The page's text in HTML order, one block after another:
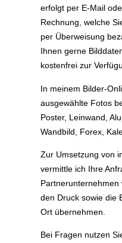
erfolgt per E-Mail
Rechnung, welche
per Überweisung
Ihnen gerne
kostenfrei zur
In meinem Bilder-
ausgewählte Fotos
Poster, Leinwand,
Wandbild, Forex,
Zur Umsetzung von
vermittle ich Ihre
Partnerunternehmen
den Druck sowie die
Ort übernehmen.
Bei Fragen nutzen